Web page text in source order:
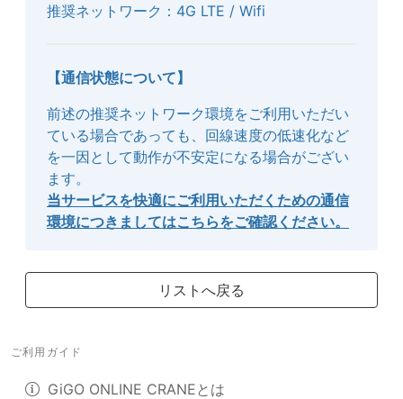
推奨ネットワーク：4G LTE / Wifi
【通信状態について】
前述の推奨ネットワーク環境をご利用いただい
ている場合であっても、回線速度の低速化など
を一因として動作が不安定になる場合がござい
ます。
当サービスを快適にご利用いただくための通信
環境につきましてはこちらをご確認ください。
リストへ戻る
ご利用ガイド
GiGO ONLINE CRANEとは